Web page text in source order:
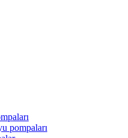
pompaları